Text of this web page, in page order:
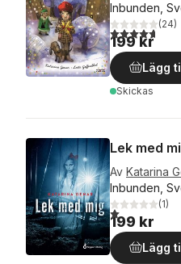
Inbunden,
4,7utav 5(24)
199 kr
Lägg
Skickas
Lek med
Av Katarina
Inbunden,
1,0utav 5 (1)
199 kr
Lägg